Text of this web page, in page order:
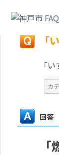
戻る
「
「
カ
回答